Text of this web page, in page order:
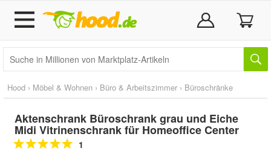
Hood › Möbel & Wohnen › Büro & Arbeitszimmer › Büroschränke
Aktenschrank Büroschrank grau und Eiche
Midi Vitrinenschrank für Homeoffice Center
1